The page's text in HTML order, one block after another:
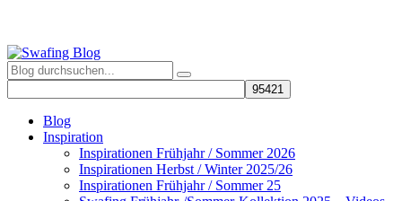
Blog
Inspiration
Inspirationen Frühjahr / Sommer 2026
Inspirationen Herbst / Winter 2025/26
Inspirationen Frühjahr / Sommer 25